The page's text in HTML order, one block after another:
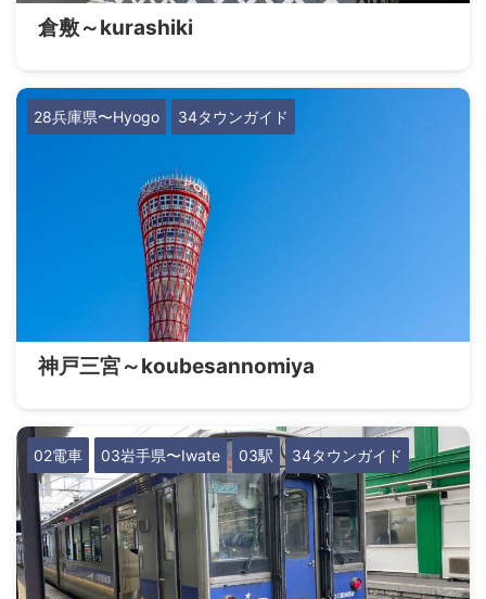
倉敷～kurashiki
28兵庫県〜Hyogo 34タウンガイド
神戸三宮～koubesannomiya
02電車 03岩手県〜Iwate 03駅 34タウンガイド